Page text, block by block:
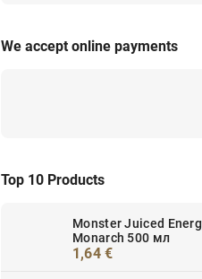
We accept online payments
Top 10 Products
Monster Juiced
Monarch 500 мл
1,64 €